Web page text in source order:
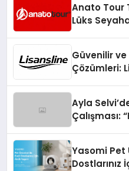
Anato Tour
Lüks
Güvenilir ve
Çözümleri:
Ayla
Çalışması:
Yasomi Pet
Dostlarınız